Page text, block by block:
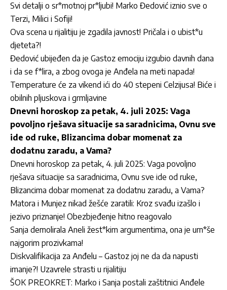
Svi detalji o sr*motnoj pr*ljubi! Marko Đedović iznio sve o
Terzi, Milici i Sofiji!
Ova scena u rijalitiju je zgadila javnost! Pričala i o ubist*u
djeteta?!
Đedović ubijeđen da je Gastoz emociju izgubio davnih dana
i da se f*lira, a zbog ovoga je Anđela na meti napada!
Temperature će za vikend ići do 40 stepeni Celzijusa! Biće i
obilnih pljuskova i grmljavine
Dnevni horoskop za petak, 4. juli 2025: Vaga
povoljno rješava situacije sa saradnicima, Ovnu sve
ide od ruke, Blizancima dobar momenat za
dodatnu zaradu, a Vama?
Dnevni horoskop za petak, 4. juli 2025: Vaga povoljno
rješava situacije sa saradnicima, Ovnu sve ide od ruke,
Blizancima dobar momenat za dodatnu zaradu, a Vama?
Matora i Munjez nikad žešće zaratili: Kroz svađu izašlo i
jezivo priznanje! Obezbjeđenje hitno reagovalo
Sanja demolirala Aneli žest*kim argumentima, ona je urn*še
najgorim prozivkama!
Diskvalifikacija za Anđelu – Gastoz joj ne da da napusti
imanje?! Uzavrele strasti u rijalitiju
ŠOK PREOKRET: Marko i Sanja postali zaštitnici Anđele